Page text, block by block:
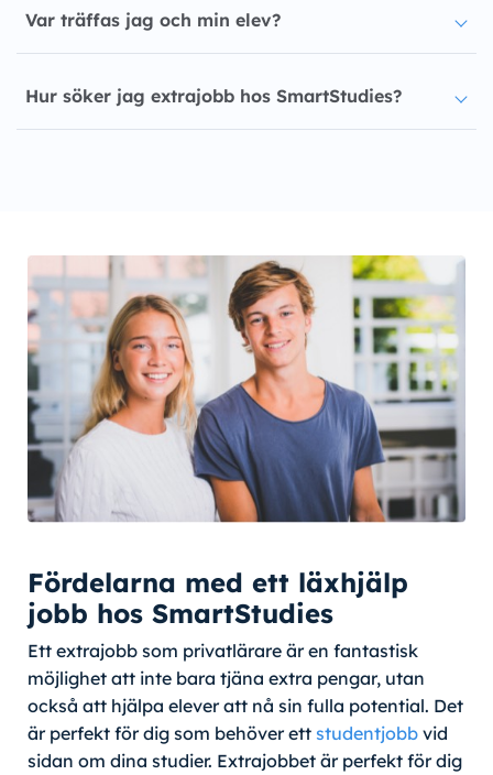
Var träffas jag och min elev?
Hur söker jag extrajobb hos SmartStudies?
Fördelarna med ett läxhjälp
jobb hos SmartStudies
Ett extrajobb som privatlärare är en fantastisk
möjlighet att inte bara tjäna extra pengar, utan
också att hjälpa elever att nå sin fulla potential. Det
är perfekt för dig som behöver ett studentjobb vid
sidan om dina studier. Extrajobbet är perfekt för dig